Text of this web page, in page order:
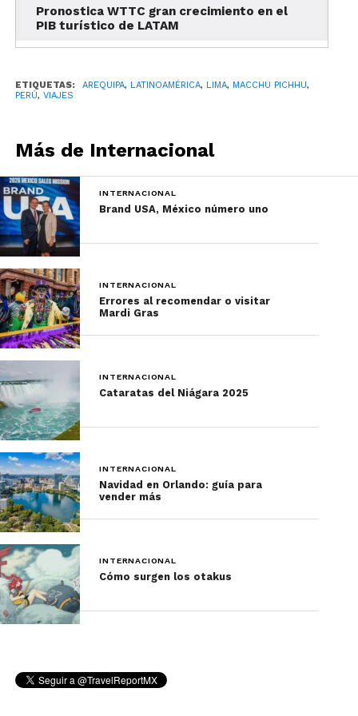
turistas.
Dentro de la reserva también se puede caminar
por varias encantadoras playas, por ejemplo,
Lagunillaque es una playa de arena blanca y la
extraordinariaPlaya Rojacuyo nombre ya lo
indica su arena es de color rojo.
Para conocer las maravillas deParacas en Perú es
en autobús
, tambiénse puede viajar en la
carretera desde Cusco , aunque este es un
recorrido de más de 16 horas.
4. Huacachina
A 1 hora con 20 minutos de Paracas está uno de
los lugares más hermosos para conocer en Perú.
La laguna Huacachina se encuentra rodeada de
arena del desierto. El agua de este oasis es
conocida por tener propiedades curativas; por otra
parte, en las dunas del desierto es donde se puede
practicar el sandboard o bajar en buggy.
Pronostica WTTC gran crecimiento en el
PIB turístico de LATAM
ETIQUETAS: AREQUIPA, LATINOAMÉRICA, LIMA, MACCHU PICHHU,
PERÚ, VIAJES
Más de Internacional
INTERNACIONAL
Brand USA, México número uno
INTERNACIONAL
Errores al recomendar o visitar
Mardi Gras
INTERNACIONAL
Cataratas del Niágara 2025
INTERNACIONAL
Navidad en Orlando: guía para
vender más
INTERNACIONAL
Cómo surgen los otakus